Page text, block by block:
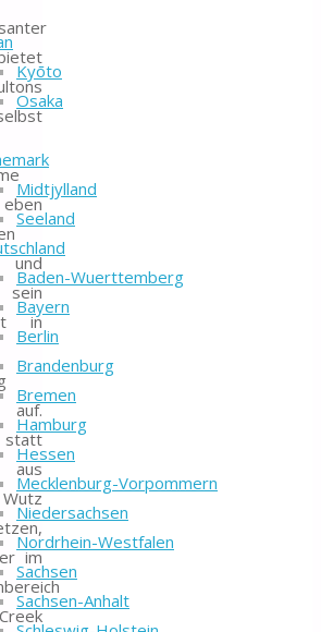
Kyōto
Osaka
Midtjylland
Seeland
Baden-Wuerttemberg
Bayern
Berlin
Brandenburg
Bremen
Hamburg
Hessen
Mecklenburg-Vorpommern
Niedersachsen
Nordrhein-Westfalen
Sachsen
Sachsen-Anhalt
und
sein
in
auf.
im